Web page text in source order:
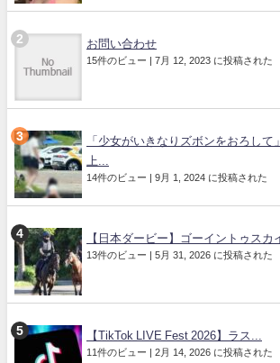
お問い合わせ
15件のビュー | 7月 12, 2023 に投稿された
「少女がいきなりズボンをおろし
上...
14件のビュー | 9月 1, 2024 に投稿された
【日本ダービー】ゴーイントゥスカ
13件のビュー | 5月 31, 2026 に投稿された
【TikTok LIVE Fest 2026】ラス...
11件のビュー | 2月 14, 2026 に投稿された